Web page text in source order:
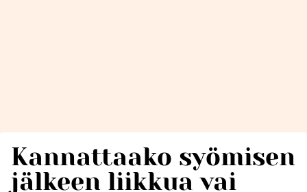
Kannattaako syömisen
jälkeen liikkua vai